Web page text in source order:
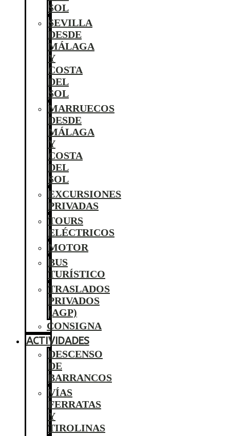
SOL
SEVILLA
DESDE
MÁLAGA
Y
COSTA
DEL
SOL
MARRUECOS
DESDE
MÁLAGA
Y
COSTA
DEL
SOL
EXCURSIONES
PRIVADAS
TOURS
ELÉCTRICOS
MOTOR
BUS
TURÍSTICO
TRASLADOS
PRIVADOS
(AGP)
CONSIGNA
ACTIVIDADES
DESCENSO
DE
BARRANCOS
VÍAS
FERRATAS
Y
TIROLINAS